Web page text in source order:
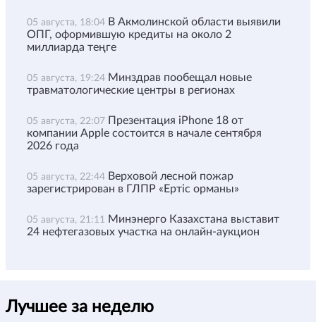
05 августа, 18:04 В Акмолинской области выявили
ОПГ, оформившую кредиты на около 2
миллиарда теңге
05 августа, 19:24 Минздрав пообещал новые
травматологические центры в регионах
05 августа, 22:07 Презентация iPhone 18 от
компании Apple состоится в начале сентября
2026 года
05 августа, 22:44 Верховой лесной пожар
зарегистрирован в ГЛПР «Ертіс орманы»
05 августа, 21:11 Минэнерго Казахстана выставит
24 нефтегазовых участка на онлайн-аукцион
Лучшее за неделю